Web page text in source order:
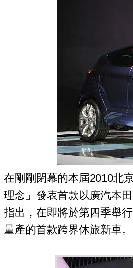
在剛剛閉幕的本屆2010北
理念」發表首款以廣汽本
指出，在即將於第四季舉
量產的首款跨界休旅新車。